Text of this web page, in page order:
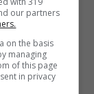
our partners
on the basis
managing
of this page
in privacy